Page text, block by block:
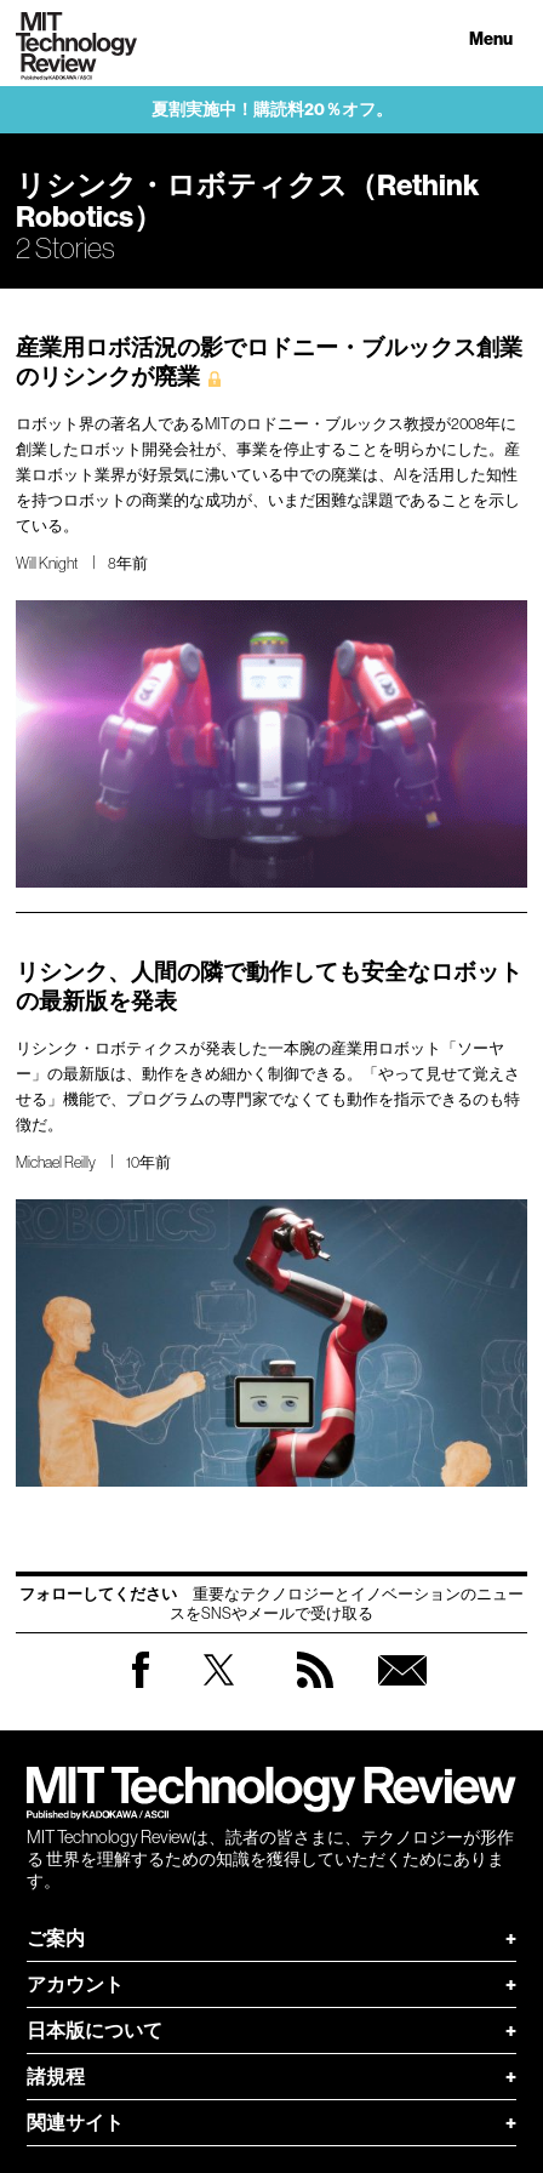
Menu
夏割実施中！購読料20％オフ。
リシンク・ロボティクス（Rethink
Robotics）
2 Stories
産業用ロボ活況の影でロドニー・ブルックス創業
のリシンクが廃業
ロボット界の著名人であるMITのロドニー・ブルックス教授が2008年に
創業したロボット開発会社が、事業を停止することを明らかにした。産
業ロボット業界が好景気に沸いている中での廃業は、AIを活用した知性
を持つロボットの商業的な成功が、いまだ困難な課題であることを示し
ている。
Will Knight 8年前
リシンク、人間の隣で動作しても安全なロボット
の最新版を発表
リシンク・ロボティクスが発表した一本腕の産業用ロボット「ソーヤ
ー」の最新版は、動作をきめ細かく制御できる。「やって見せて覚えさ
せる」機能で、プログラムの専門家でなくても動作を指示できるのも特
徴だ。
Michael Reilly 10年前
フォローしてください
重要なテクノロジーとイノベーションのニュー
スをSNSやメールで受け取る
MIT Technology Reviewは、読者の皆さまに、テクノロジーが形作
る 世界を理解するための知識を獲得していただくためにありま
す。
ご案内
+
アカウント
+
日本版について
+
諸規程
+
関連サイト
+